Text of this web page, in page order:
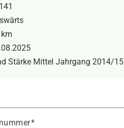
Stärke Mittel Jahrgang 2014/15